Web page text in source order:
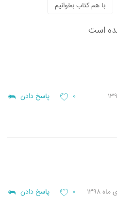
با هم کتاب بخوانیم
۰ پاسخ دادن
۰ پاسخ دادن